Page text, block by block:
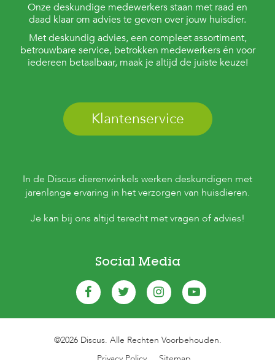
Onze deskundige medewerkers staan met raad en
daad klaar om advies te geven over jouw huisdier.
Met deskundig advies, een compleet assortiment,
betrouwbare service, betrokken medewerkers én voor
iedereen betaalbaar, maak je altijd de juiste keuze!
Klantenservice
In de Discus dierenwinkels werken deskundigen met
jarenlange ervaring in het verzorgen van huisdieren.
Je kan bij ons altijd terecht met vragen of advies!
Social Media
©2026 Discus. Alle Rechten Voorbehouden.